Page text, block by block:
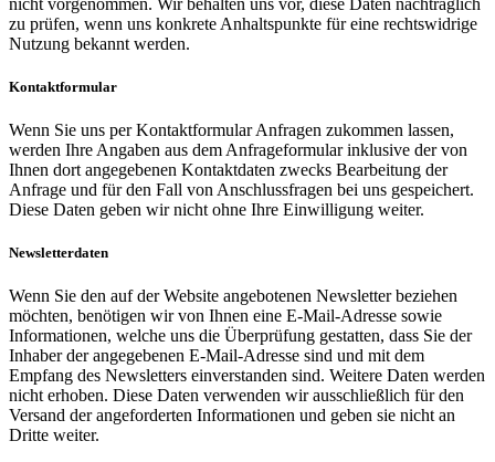
zu prüfen, wenn uns konkrete Anhaltspunkte für eine rechtswidrige
Nutzung bekannt werden.
Kontaktformular
Wenn Sie uns per Kontaktformular Anfragen zukommen lassen,
werden Ihre Angaben aus dem Anfrageformular inklusive der von
Ihnen dort angegebenen Kontaktdaten zwecks Bearbeitung der
Anfrage und für den Fall von Anschlussfragen bei uns gespeichert.
Diese Daten geben wir nicht ohne Ihre Einwilligung weiter.
Newsletterdaten
Wenn Sie den auf der Website angebotenen Newsletter beziehen
möchten, benötigen wir von Ihnen eine E-Mail-Adresse sowie
Informationen, welche uns die Überprüfung gestatten, dass Sie der
Inhaber der angegebenen E-Mail-Adresse sind und mit dem
Empfang des Newsletters einverstanden sind. Weitere Daten werden
nicht erhoben. Diese Daten verwenden wir ausschließlich für den
Versand der angeforderten Informationen und geben sie nicht an
Dritte weiter.